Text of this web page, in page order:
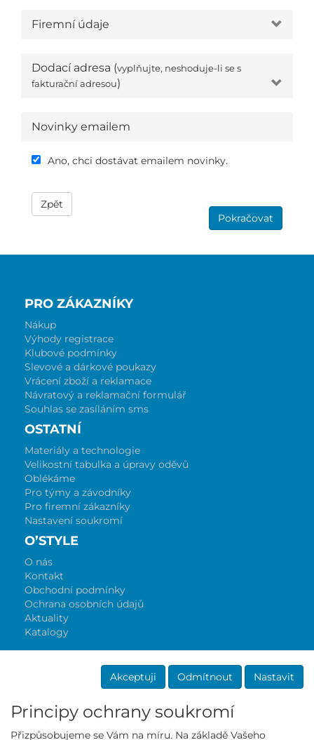
Firemní údaje
Dodací adresa (vyplňujte, neshoduje-li se s
fakturační adresou)
Novinky emailem
Ano, chci dostávat emailem novinky.
Zpět
Pokračovat
PRO ZÁKAZNÍKY
Nákup
Výhody registrace
Klubové podmínky
Slevové a dárkové poukazy
Vrácení zboží a reklamace
Návratový a reklamační formulář
Souhlas se zasíláním sms
OSTATNÍ
Materiály a technologie
Velikostní tabulka a úpravy oděvů
Oblékáme
Pro týmy a závodníky
Pro firemní zákazníky
Nastavení soukromí
O’STYLE
O nás
Kontakt
Obchodní podmínky
Ochrana osobních údajů
Aktuality
Katalogy
Akceptuji Odmítnout Nastavit
Principy ochrany soukromí
Přizpůsobujeme se Vám na míru. Na základě Vašeho